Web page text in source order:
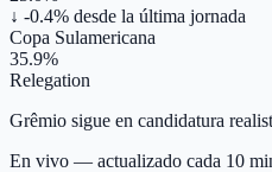
↓ -0.4% desde la última jornada
Copa Sulamericana
35.9%
Relegation
Grêmio sigue en candidatura
En vivo — actualizado cada 10